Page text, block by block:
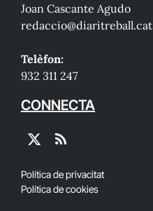
Joan Cascante Agudo
redaccio@diaritreball.cat
Telèfon:
932 311 247
CONNECTA
X
RSS
Política de privacitat
Política de cookies